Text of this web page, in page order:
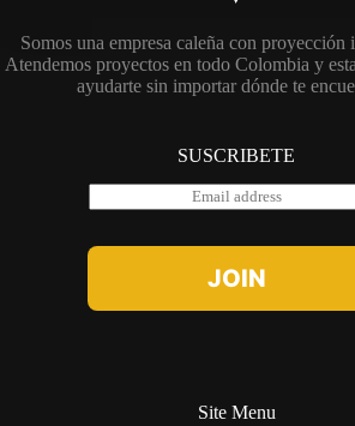
Somos una empresa caleña con proyección
Atendemos proyectos en todo Colombia y
ayudarte sin importar dónde te
SUSCRIBETE
m
i
JOIN
Site Menu